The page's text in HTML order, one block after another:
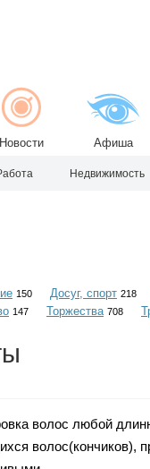
Новости Афиша
Недвижимость
150 Досуг, спорт 218
147 Торжества 708
волос любой
волос(кончиков),